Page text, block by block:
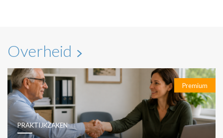
Overheid
Premium
PRAKTIJKZAKEN